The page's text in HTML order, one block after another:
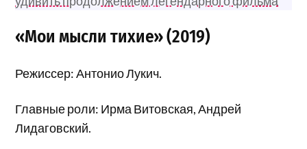
«Мои мысли тихие» (2019)
Режиссер: Антонио Лукич.
Главные роли: Ирма Витовская, Андрей
Лидаговский.